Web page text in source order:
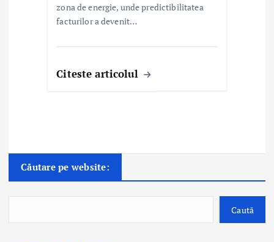
zona de energie, unde predictibilitatea
facturilor a devenit…
Citeste articolul
Căutare pe website:
Caută